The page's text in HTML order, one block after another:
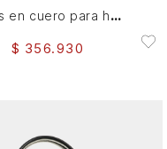
Manos libres en cuero para hombre Elba
$ 356.930